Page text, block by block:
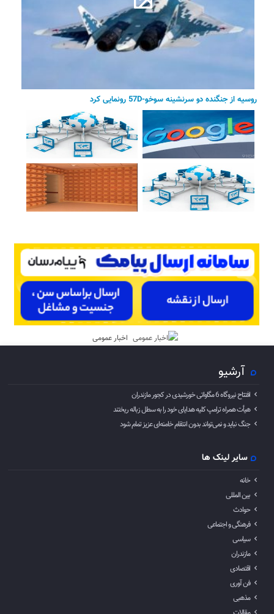
روسیه از جنگنده دو سرنشینه سوخو-57D رونمایی کرد
اخبار عمومی
آرشیو
افتتاح نیروگاه 6 مگاواتی خورشیدی در کجور مازندران
هیأت همراه ترامپ کلیه هدایای خود را به سطل زباله ریختند
جنگ نباید و نمی‌تواند بدون انتقام خامنه‌ای عزیز تمام شود
سایر لینک ها
خانه
بین المللی
حوادث
فرهنگی و اجتماعی
سیاسی
مازندران
اقتصادی
فن آوری
مذهبی